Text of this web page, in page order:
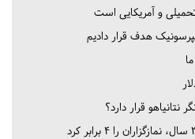
و آمریکایی است
هدف قرار دادیم
قرار دارد؟